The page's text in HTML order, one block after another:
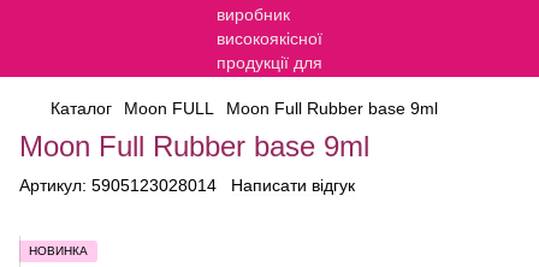
Каталог Moon FULL Moon Full Rubber base 9ml
Moon Full Rubber base 9ml
Артикул: 5905123028014 Написати відгук
НОВИНКА